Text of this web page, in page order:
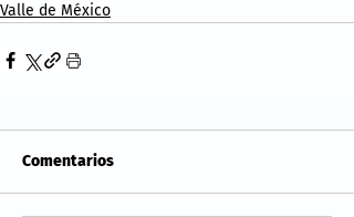
Valle de México
Comentarios